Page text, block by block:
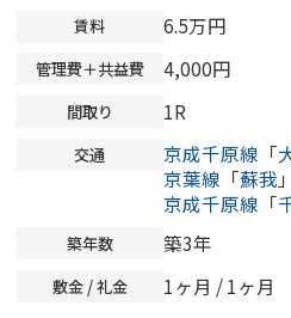
賃料 6.5万円
管理費＋共益費 4,000円
間取り 1R
交通 京成千原線 「
京葉線 「蘇我
京成千原線 「
築年数 築3年
敷金 / 礼金 1ヶ月 / 1ヶ月